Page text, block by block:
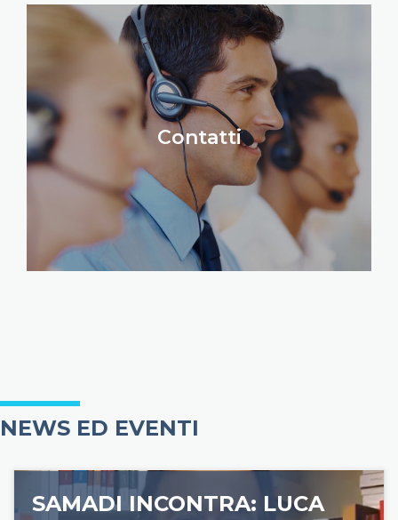
Contatti
NEWS ED EVENTI
SAMADI INCONTRA: LUCA